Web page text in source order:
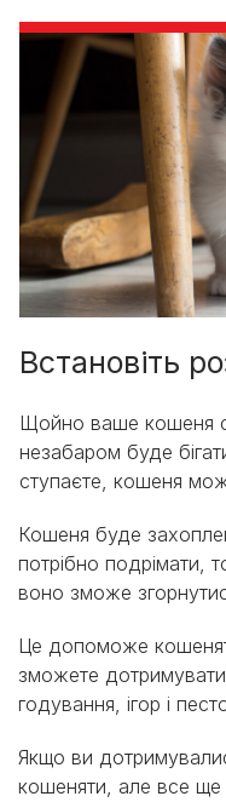
Встановіть
Щойно ваше кошеня
незабаром буде
ступаєте, кошеня
Кошеня буде
потрібно подрімати,
воно зможе
Це допоможе
зможете
годування, ігор і
Якщо ви
кошеняти, але все ще